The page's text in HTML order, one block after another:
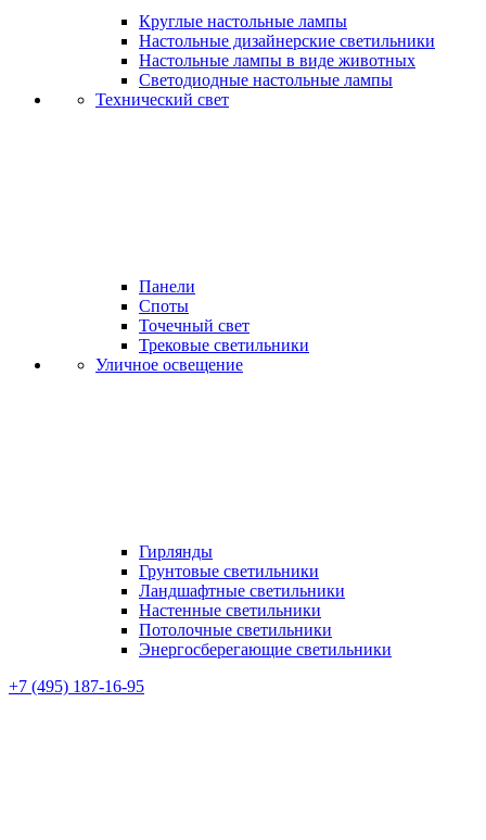
Круглые настольные лампы
Настольные дизайнерские светильники
Настольные лампы в виде животных
Светодиодные настольные лампы
Технический свет
Панели
Споты
Точечный свет
Трековые светильники
Уличное освещение
Гирлянды
Грунтовые светильники
Ландшафтные светильники
Настенные светильники
Потолочные светильники
Энергосберегающие светильники
+7 (495) 187-16-95